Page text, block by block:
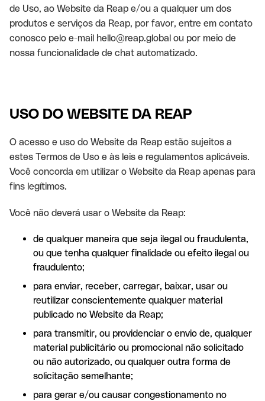
de Uso, ao Website da Reap e/ou a qualquer um dos
produtos e serviços da Reap, por favor, entre em contato
conosco pelo e-mail hello@reap.global ou por meio de
nossa funcionalidade de chat automatizado.
USO DO WEBSITE DA REAP
O acesso e uso do Website da Reap estão sujeitos a
estes Termos de Uso e às leis e regulamentos aplicáveis.
Você concorda em utilizar o Website da Reap apenas para
fins legítimos.
Você não deverá usar o Website da Reap:
de qualquer maneira que seja ilegal ou fraudulenta,
ou que tenha qualquer finalidade ou efeito ilegal ou
fraudulento;
para enviar, receber, carregar, baixar, usar ou
reutilizar conscientemente qualquer material
publicado no Website da Reap;
para transmitir, ou providenciar o envio de, qualquer
material publicitário ou promocional não solicitado
ou não autorizado, ou qualquer outra forma de
solicitação semelhante;
para gerar e/ou causar congestionamento no